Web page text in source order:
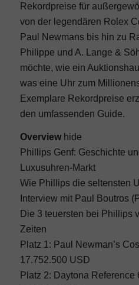
Rekordpreise für
von der legendären Rolex
Paul Newmans bis hin zu
Philippe und A. Lange &
möchte, wie ein
was eine Uhr zum
Exemplare Rekordpreise
den umfassenden Guide.
Overview hide
Phillips Genf: Geschichte
Luxusuhren-Markt
Wie Phillips die seltensten
Interview mit Paul Boutros
Die 3 teuersten bei Phillips
Zeiten
Platz 1: Paul Newman’s
17.752.500 USD
Platz 2: Daytona Reference